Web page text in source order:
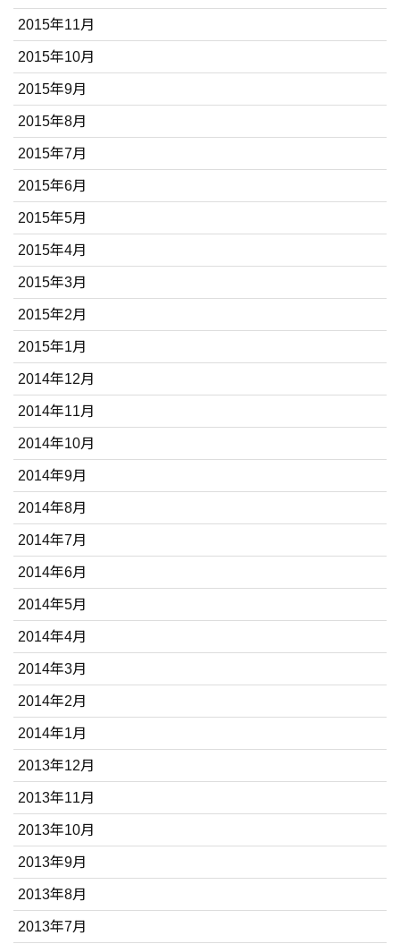
2015年11月
2015年10月
2015年9月
2015年8月
2015年7月
2015年6月
2015年5月
2015年4月
2015年3月
2015年2月
2015年1月
2014年12月
2014年11月
2014年10月
2014年9月
2014年8月
2014年7月
2014年6月
2014年5月
2014年4月
2014年3月
2014年2月
2014年1月
2013年12月
2013年11月
2013年10月
2013年9月
2013年8月
2013年7月